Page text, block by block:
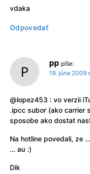
vdaka
Odpovedať
pp píše:
19. júna 2009
@lopez453 : vo verzii
.ipcc subor (ako carrier
sposobe ako dostat
Na hotline povedali, ze
… au :)
Dik